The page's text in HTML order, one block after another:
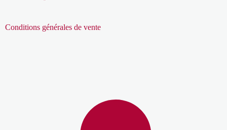
Conditions générales de vente